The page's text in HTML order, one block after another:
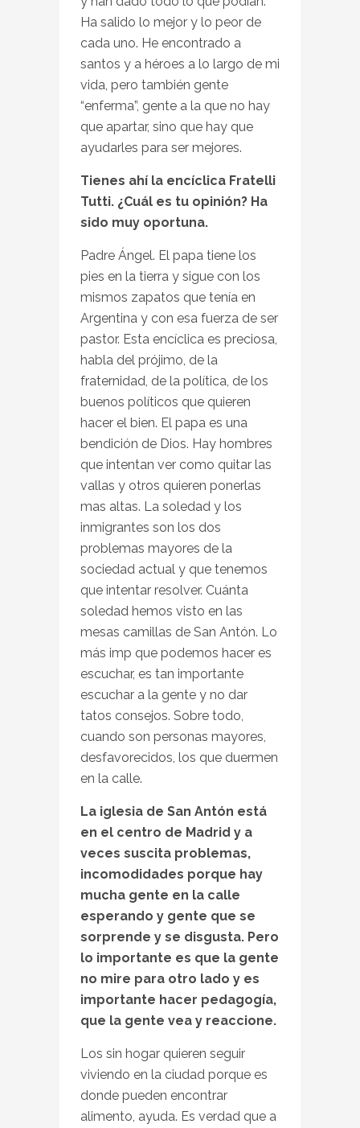
Ha salido lo mejor y lo peor de
cada uno. He encontrado a
santos y a héroes a lo largo de mi
vida, pero también gente
“enferma”, gente a la que no hay
que apartar, sino que hay que
ayudarles para ser mejores.
Tienes ahí la encíclica Fratelli
Tutti. ¿Cuál es tu opinión? Ha
sido muy oportuna.
Padre Ángel. El papa tiene los
pies en la tierra y sigue con los
mismos zapatos que tenía en
Argentina y con esa fuerza de ser
pastor. Esta encíclica es preciosa,
habla del prójimo, de la
fraternidad, de la política, de los
buenos políticos que quieren
hacer el bien. El papa es una
bendición de Dios. Hay hombres
que intentan ver como quitar las
vallas y otros quieren ponerlas
mas altas. La soledad y los
inmigrantes son los dos
problemas mayores de la
sociedad actual y que tenemos
que intentar resolver. Cuánta
soledad hemos visto en las
mesas camillas de San Antón. Lo
más imp que podemos hacer es
escuchar, es tan importante
escuchar a la gente y no dar
tatos consejos. Sobre todo,
cuando son personas mayores,
desfavorecidos, los que duermen
en la calle.
La iglesia de San Antón está
en el centro de Madrid y a
veces suscita problemas,
incomodidades porque hay
mucha gente en la calle
esperando y gente que se
sorprende y se disgusta. Pero
lo importante es que la gente
no mire para otro lado y es
importante hacer pedagogía,
que la gente vea y reaccione.
Los sin hogar quieren seguir
viviendo en la ciudad porque es
donde pueden encontrar
alimento, ayuda. Es verdad que a